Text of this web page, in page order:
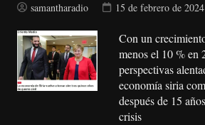
samantharadio 15 de febrero de 2024
Con un
menos el 10 % en
perspectivas
economía siria
después de 15
crisis